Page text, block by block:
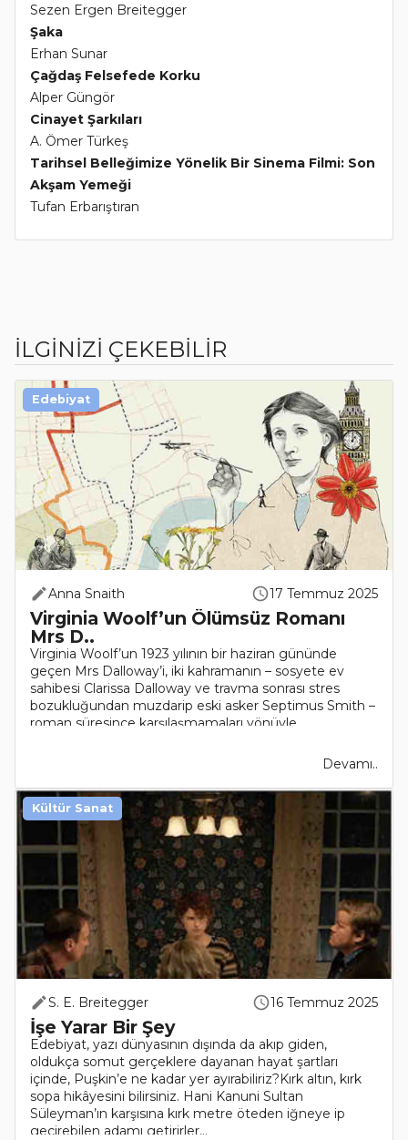
Sezen Ergen Breitegger
Şaka
Erhan Sunar
Çağdaş Felsefede Korku
Alper Güngör
Cinayet Şarkıları
A. Ömer Türkeş
Tarihsel Belleğimize Yönelik Bir Sinema Filmi: Son
Akşam Yemeği
Tufan Erbarıştıran
İLGİNİZİ ÇEKEBİLİR
Anna Snaith 17 Temmuz 2025
Virginia Woolf’un Ölümsüz Romanı
Mrs D..
Virginia Woolf’un 1923 yılının bir haziran gününde
geçen Mrs Dalloway’i, iki kahramanın – sosyete ev
sahibesi Clarissa Dalloway ve travma sonrası stres
bozukluğundan muzdarip eski asker Septimus Smith –
roman süresince karşılaşmamaları yönüyle..
Devamı..
Edebiyat
S. E. Breitegger 16 Temmuz 2025
İşe Yarar Bir Şey
Edebiyat, yazı dünyasının dışında da akıp giden,
oldukça somut gerçeklere dayanan hayat şartları
içinde, Puşkin’e ne kadar yer ayırabiliriz?Kırk altın, kırk
sopa hikâyesini bilirsiniz. Hani Kanuni Sultan
Süleyman’ın karşısına kırk metre öteden iğneye ip
geçirebilen adamı getirirler,..
Kültür Sanat